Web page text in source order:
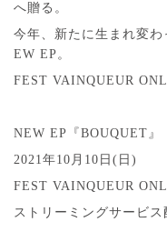
へ贈る。
今年、新たに生まれ変
EW EP。
FEST VAINQUEUR
NEW EP『BOUQUET』
2021年10月10日(日)
FEST VAINQUEUR
ストリーミングサービス